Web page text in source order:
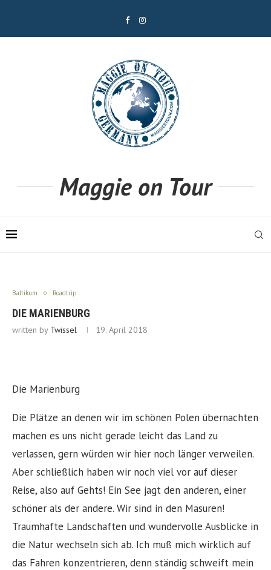
Maggie on Tour
Baltikum Roadtrip
DIE MARIENBURG
written by Twissel 19. April 2018
Die Marienburg
Die Plätze an denen wir im schönen Polen übernachten
machen es uns nicht gerade leicht das Land zu
verlassen, gern würden wir hier noch länger verweilen.
Aber schließlich haben wir noch viel vor auf dieser
Reise, also auf Gehts! Ein See jagt den anderen, einer
schöner als der andere. Wir sind in den Masuren!
Traumhafte Landschaften und wundervolle Ausblicke in
die Natur wechseln sich ab. Ich muß mich wirklich auf
das Fahren konzentrieren, denn ständig schweift mein